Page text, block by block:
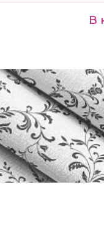
В